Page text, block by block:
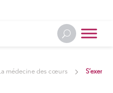
La médecine des cœurs